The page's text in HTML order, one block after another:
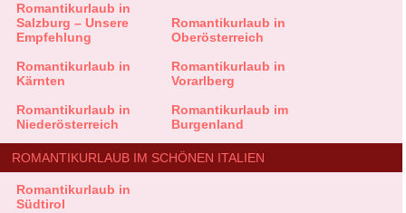
Romantikurlaub in
Salzburg – Unsere
Empfehlung
Romantikurlaub in
Oberösterreich
Romantikurlaub in
Kärnten
Romantikurlaub in
Vorarlberg
Romantikurlaub in
Niederösterreich
Romantikurlaub im
Burgenland
ROMANTIKURLAUB IM SCHÖNEN ITALIEN
Romantikurlaub in
Südtirol